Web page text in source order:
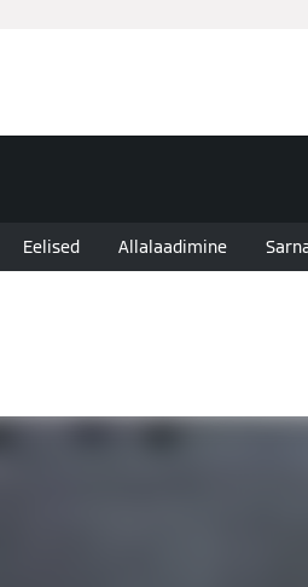
Eelised Allalaadimine